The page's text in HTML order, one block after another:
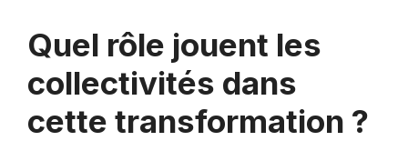
Quel rôle jouent les
collectivités dans
cette transformation ?